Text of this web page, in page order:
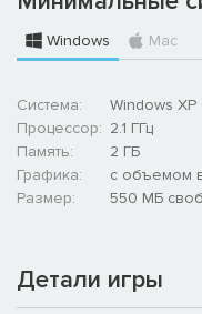
Windows Mac
Система:
Windows XP
Процессор: 2.1 ГГц
Память:
2 ГБ
Графика:
с объемом
Размер:
550 МБ
Детали игры